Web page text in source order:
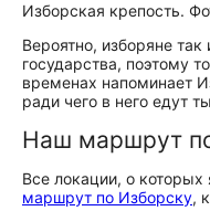
Изборская крепость.
Вероятно, изборяне
государства, поэтому
временах напоминает
ради чего в него едут
Наш маршрут
Все локации, о
маршрут по Изборску,